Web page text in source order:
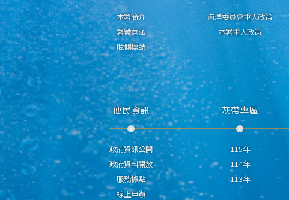
本署簡介
署徽意涵
舷側標誌
海洋委員會重大政策
本署重大政策
便民資訊
政府資訊公開
政府資料開放
服務據點
線上申辦
灰帶專區
115年
114年
113年